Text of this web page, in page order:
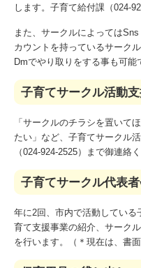
します。子育て給付課（024-
また、サークルによっては
カウントを持っているサーク
Dmでやり取りをする事も可能
子育てサークル活動
「サークルのチラシを置いて
たい」など、子育てサークル
（024‐924-2525）まで御連絡
子育てサークル代表
年に2回、市内で活動してい
育て支援事業の紹介、サーク
を行います。（＊現在は、書